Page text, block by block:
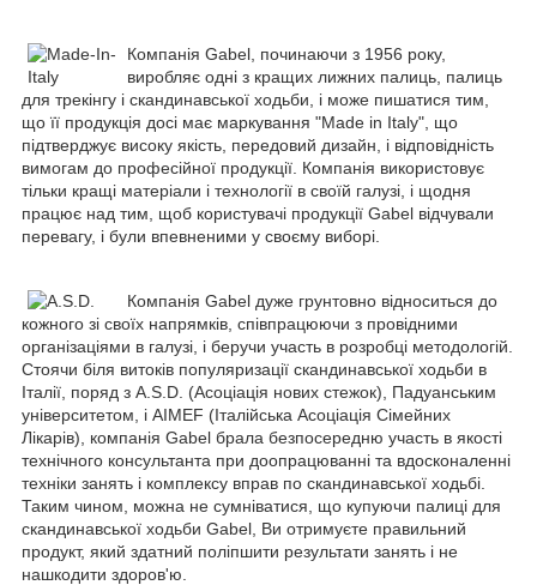
Компанія Gabel, починаючи з 1956 року,
виробляє одні з кращих лижних палиць, палиць
для трекінгу і скандинавської ходьби, і може пишатися тим,
що її продукція досі має маркування "Made in Italy", що
підтверджує високу якість, передовий дизайн, і відповідність
вимогам до професійної продукції. Компанія використовує
тільки кращі матеріали і технології в своїй галузі, і щодня
працює над тим, щоб користувачі продукції Gabel відчували
перевагу, і були впевненими у своєму виборі.
Компанія Gabel дуже грунтовно відноситься до
кожного зі своїх напрямків, співпрацюючи з провідними
організаціями в галузі, і беручи участь в розробці методологій.
Стоячи біля витоків популяризації скандинавської ходьби в
Італії, поряд з A.S.D. (Асоціація нових стежок), Падуанським
університетом, і AIMEF (Італійська Асоціація Сімейних
Лікарів), компанія Gabel брала безпосередню участь в якості
технічного консультанта при доопрацюванні та вдосконаленні
техніки занять і комплексу вправ по скандинавської ходьбі.
Таким чином, можна не сумніватися, що купуючи палиці для
скандинавської ходьби Gabel, Ви отримуєте правильний
продукт, який здатний поліпшити результати занять і не
нашкодити здоров'ю.